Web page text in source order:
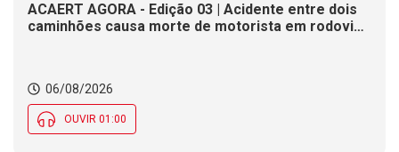
ACAERT AGORA - Edição 03 | Acidente entre dois
caminhões causa morte de motorista em rodovia
quinta (6) em SC
06/08/2026
OUVIR 01:00